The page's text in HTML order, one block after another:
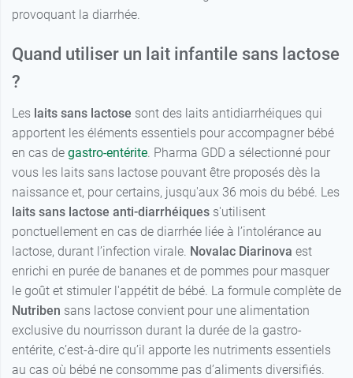
provoquant la diarrhée.
Quand utiliser un lait infantile sans lactose
?
Les laits sans lactose sont des laits antidiarrhéiques qui
apportent les éléments essentiels pour accompagner bébé
en cas de gastro-entérite . Pharma GDD a sélectionné pour
vous les laits sans lactose pouvant être proposés dès la
naissance et, pour certains, jusqu'aux 36 mois du bébé. Les
laits sans lactose anti-diarrhéiques s'utilisent
ponctuellement en cas de diarrhée liée à l’intolérance au
lactose, durant l’infection virale. Novalac Diarinova est
enrichi en purée de bananes et de pommes pour masquer
le goût et stimuler l'appétit de bébé. La formule complète de
Nutriben sans lactose convient pour une alimentation
exclusive du nourrisson durant la durée de la gastro-
entérite, c’est-à-dire qu’il apporte les nutriments essentiels
au cas où bébé ne consomme pas d’aliments diversifiés.